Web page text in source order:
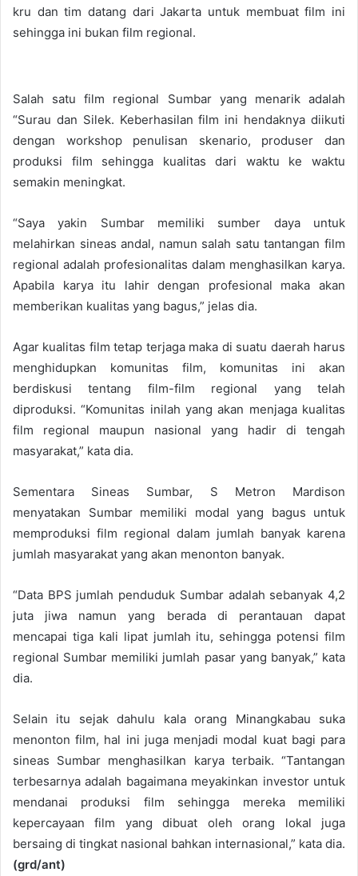
kru dan tim datang dari Jakarta untuk membuat film ini
sehingga ini bukan film regional.
Salah satu film regional Sumbar yang menarik adalah
“Surau dan Silek. Keberhasilan film ini hendaknya diikuti
dengan workshop penulisan skenario, produser dan
produksi film sehingga kualitas dari waktu ke waktu
semakin meningkat.
“Saya yakin Sumbar memiliki sumber daya untuk
melahirkan sineas andal, namun salah satu tantangan film
regional adalah profesionalitas dalam menghasilkan karya.
Apabila karya itu lahir dengan profesional maka akan
memberikan kualitas yang bagus,” jelas dia.
Agar kualitas film tetap terjaga maka di suatu daerah harus
menghidupkan komunitas film, komunitas ini akan
berdiskusi tentang film-film regional yang telah
diproduksi. “Komunitas inilah yang akan menjaga kualitas
film regional maupun nasional yang hadir di tengah
masyarakat,” kata dia.
Sementara Sineas Sumbar, S Metron Mardison
menyatakan Sumbar memiliki modal yang bagus untuk
memproduksi film regional dalam jumlah banyak karena
jumlah masyarakat yang akan menonton banyak.
“Data BPS jumlah penduduk Sumbar adalah sebanyak 4,2
juta jiwa namun yang berada di perantauan dapat
mencapai tiga kali lipat jumlah itu, sehingga potensi film
regional Sumbar memiliki jumlah pasar yang banyak,” kata
dia.
Selain itu sejak dahulu kala orang Minangkabau suka
menonton film, hal ini juga menjadi modal kuat bagi para
sineas Sumbar menghasilkan karya terbaik. “Tantangan
terbesarnya adalah bagaimana meyakinkan investor untuk
mendanai produksi film sehingga mereka memiliki
kepercayaan film yang dibuat oleh orang lokal juga
bersaing di tingkat nasional bahkan internasional,” kata dia.
(grd/ant)